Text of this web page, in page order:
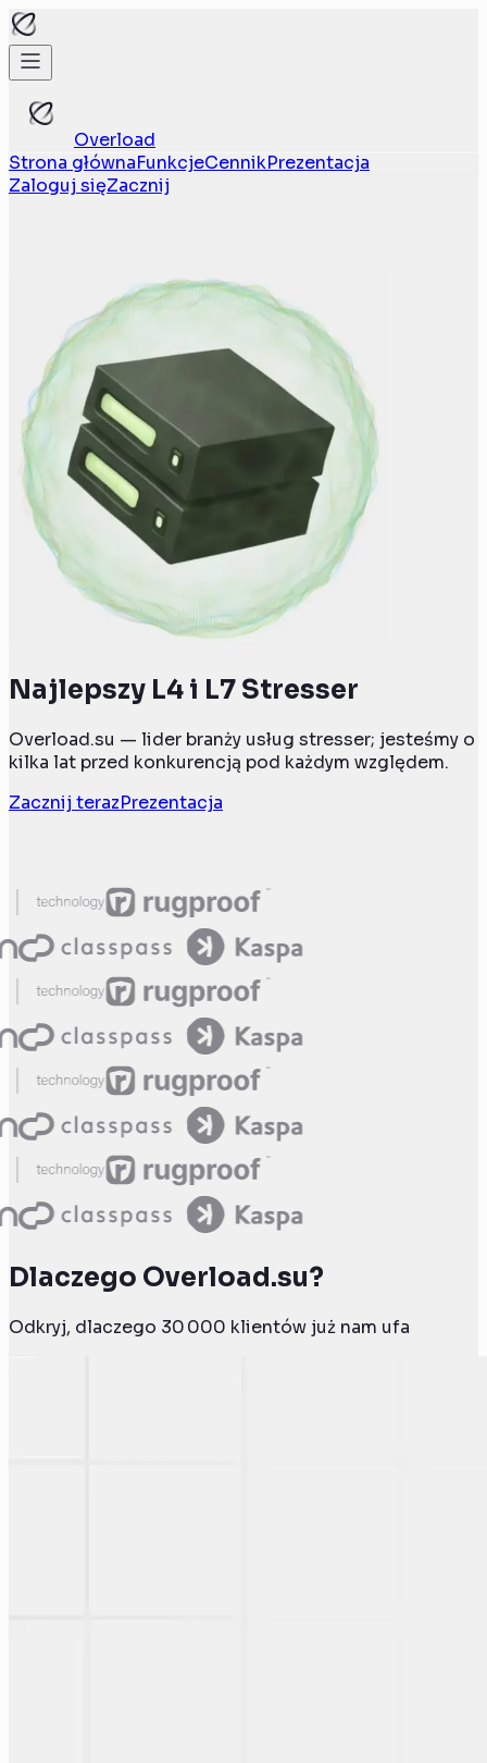
Overload
Strona głównaFunkcjeCennikPrezentacja
Zaloguj sięZacznij
Najlepszy L4 i L7 Stresser
Overload.su — lider branży usług stresser; jesteśmy o
kilka lat przed konkurencją pod każdym względem.
Zacznij terazPrezentacja
Dlaczego Overload.su?
Odkryj, dlaczego 30 000 klientów już nam ufa